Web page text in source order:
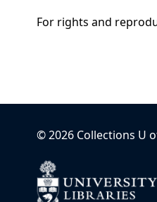
For rights and
©2026 Collections U